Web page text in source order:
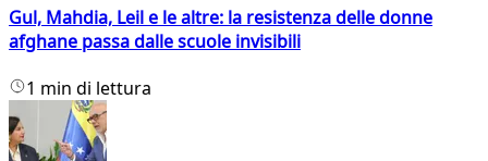
Gul, Mahdia, Leil e le altre: la resistenza delle donne
afghane passa dalle scuole invisibili
1 min di lettura